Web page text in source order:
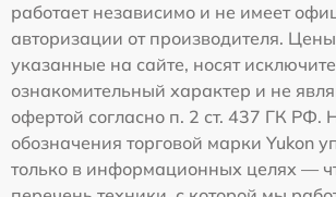
работает независимо и не имеет
авторизации от производителя.
указанные на сайте, носят
ознакомительный характер и не
офертой согласно п. 2 ст. 437 ГК РФ.
обозначения торговой марки Yukon
только в информационных целях —